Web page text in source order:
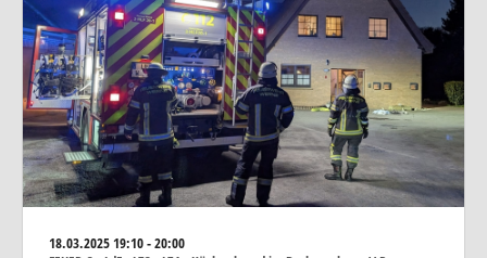
18.03.202519:10 - 20:00